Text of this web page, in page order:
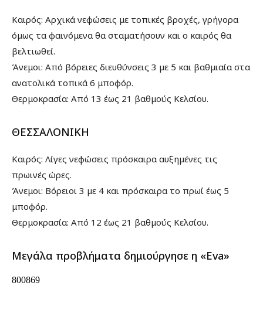
Καιρός: Αρχικά νεφώσεις με τοπικές βροχές, γρήγορα
όμως τα φαινόμενα θα σταματήσουν και ο καιρός θα
βελτιωθεί.
Άνεμοι: Από βόρειες διευθύνσεις 3 με 5 και βαθμιαία στα
ανατολικά τοπικά 6 μποφόρ.
Θερμοκρασία: Από 13 έως 21 βαθμούς Κελσίου.
ΘΕΣΣΑΛΟΝΙΚΗ
Καιρός: Λίγες νεφώσεις πρόσκαιρα αυξημένες τις
πρωινές ώρες.
Άνεμοι: Βόρειοι 3 με 4 και πρόσκαιρα το πρωί έως 5
μποφόρ.
Θερμοκρασία: Από 12 έως 21 βαθμούς Κελσίου.
Μεγάλα προβλήματα δημιούργησε η «Eva»